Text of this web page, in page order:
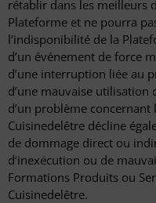
rétablir dans les meilleurs
Plateforme et ne pourra
l’indisponibilité de la
d’un événement de force
d’une interruption liée au
d’une mauvaise utilisation
d’un problème
Cuisinedelêtre décline
de dommage direct ou
d’inexécution ou de
Formations Produits ou
Cuisinedelêtre.